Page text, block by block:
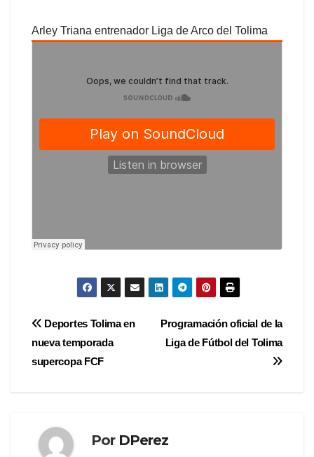
Arley Triana entrenador Liga de Arco del Tolima
Navegación
de
Programación oficial de la
Liga de Fútbol del Tolima
Deportes Tolima en
nueva temporada
supercopa FCF
Por DPerez